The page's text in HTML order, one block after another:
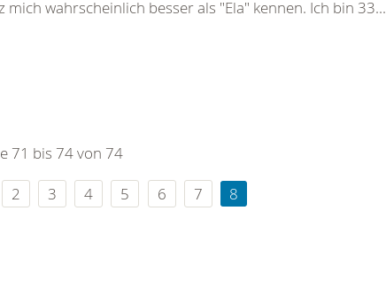
wahrscheinlich besser als "Ela" kennen. Ich bin 33...
71 bis 74 von 74
2 3 4 5 6 7 8